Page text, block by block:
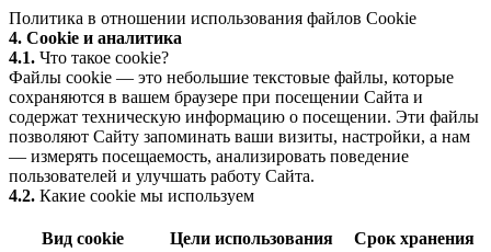
Политика в отношении использования файлов Cookie
4. Cookie и аналитика
4.1. Что такое cookie?
Файлы cookie — это небольшие текстовые файлы, которые
сохраняются в вашем браузере при посещении Сайта и
содержат техническую информацию о посещении. Эти файлы
позволяют Сайту запоминать ваши визиты, настройки, а нам
— измерять посещаемость, анализировать поведение
пользователей и улучшать работу Сайта.
4.2. Какие cookie мы используем
Вид cookie Цели использования Срок хранения